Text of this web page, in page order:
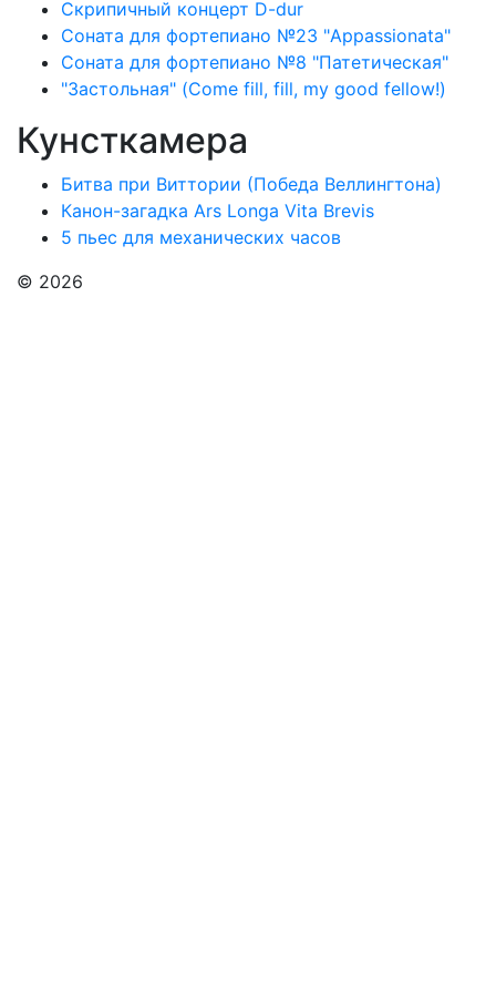
Скрипичный концерт D-dur
Соната для фортепиано №23 "Appassionata"
Соната для фортепиано №8 "Патетическая"
"Застольная" (Come fill, fill, my good fellow!)
Кунсткамера
Битва при Виттории (Победа Веллингтона)
Канон-загадка Ars Longa Vita Brevis
5 пьес для механических часов
© 2026